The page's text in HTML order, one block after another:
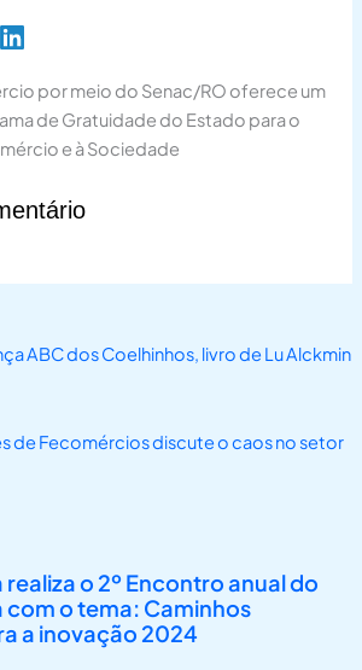
por meio do Senac/RO oferece um
de Gratuidade do Estado para o
e à Sociedade
ABC dos Coelhinhos, livro de Lu Alckmin
de Fecomércios discute o caos no setor
o 2º Encontro anual do
com o tema: Caminhos
a inovação 2024